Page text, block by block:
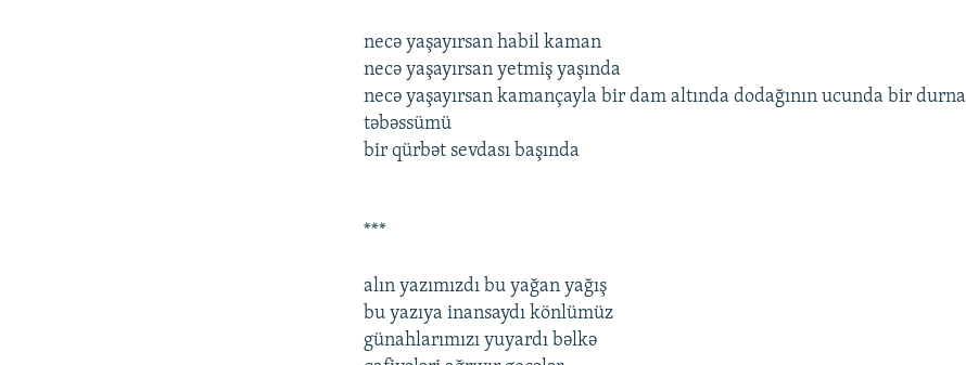
necə yaşayırsan habil kaman
necə yaşayırsan yetmiş yaşında
necə yaşayırsan kamançayla bir dam altında dodağının ucunda bir durna
təbəssümü
bir qürbət sevdası başında
***
alın yazımızdı bu yağan yağış
bu yazıya inansaydı könlümüz
günahlarımızı yuyardı bəlkə